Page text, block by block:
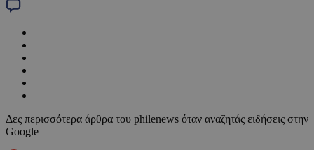
Δες περισσότερα άρθρα του philenews όταν αναζητάς ειδήσεις στην
Google